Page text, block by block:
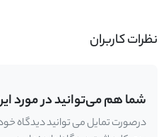
نظرات کاربران
شما هم می‌توانید در مورد
درصورت تمایل می توانید دیدگاه